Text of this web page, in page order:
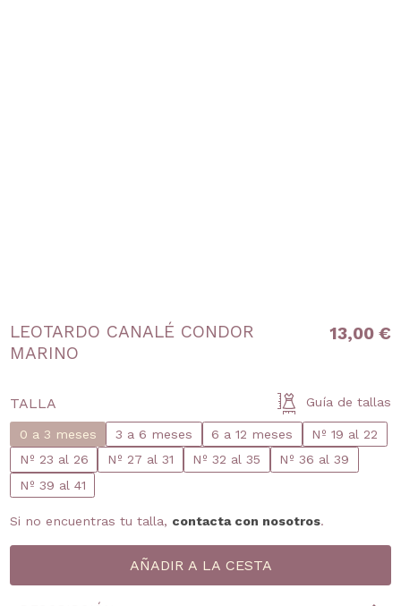
LEOTARDO CANALÉ CONDOR
MARINO
13,00 €
TALLA Guía de tallas
0 a 3 meses 3 a 6 meses 6 a 12 meses
Nº 19 al 22
Nº 23 al 26
Nº 27 al 31 Nº 32 al 35
Nº 36 al 39
Nº 39 al 41
Si no encuentras tu talla, contacta con nosotros.